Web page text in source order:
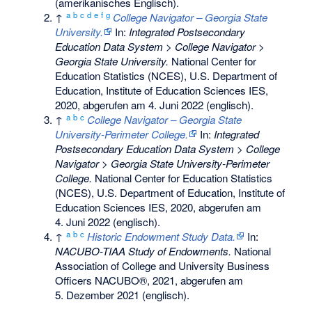
↑a b c d e f g College Navigator – Georgia State
University.
In:Integrated Postsecondary
Education Data System > College Navigator >
Georgia State University. National Center for
Education Statistics (NCES), U.S. Department of
Education, Institute of Education Sciences IES,
2020, abgerufen am 4. Juni 2022 (englisch).
↑a b c College Navigator – Georgia State
University-Perimeter College.
In:Integrated
Postsecondary Education Data System > College
Navigator > Georgia State University-Perimeter
College. National Center for Education Statistics
(NCES), U.S. Department of Education, Institute of
Education Sciences IES, 2020, abgerufen am
4. Juni 2022 (englisch).
↑a b c Historic Endowment Study Data.
In:
NACUBO-TIAA Study of Endowments. National
Association of College and University Business
Officers NACUBO®, 2021, abgerufen am
5. Dezember 2021 (englisch).